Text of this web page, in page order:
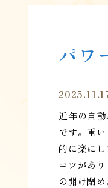
パワ
近年の自
です。重
的に楽に
コツがあ
の開け閉